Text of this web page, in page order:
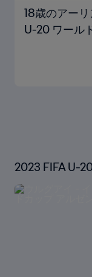
18歳のアー
U-20 ワール
2023 FIFA U-
ルゼンチン ハ